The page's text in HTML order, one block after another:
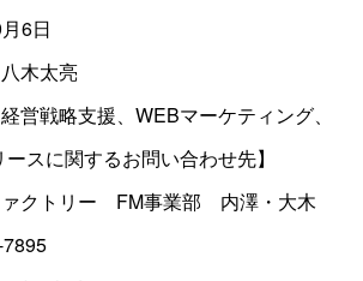
6日
木太亮
戦略支援、WEBマーケティング、
スに関するお問い合わせ先】
クトリー FM事業部 内澤・大木
7895